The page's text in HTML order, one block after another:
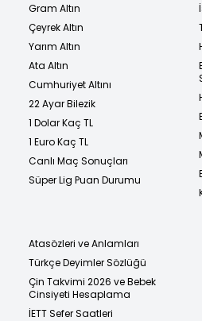
Gram Altın
Çeyrek Altın
Yarım Altın
Ata Altın
Cumhuriyet Altını
22 Ayar Bilezik
1 Dolar Kaç TL
1 Euro Kaç TL
Canlı Maç Sonuçları
Süper Lig Puan Durumu
Atasözleri ve Anlamları
Türkçe Deyimler Sözlüğü
Çin Takvimi 2026 ve Bebek
Cinsiyeti Hesaplama
İETT Sefer Saatleri